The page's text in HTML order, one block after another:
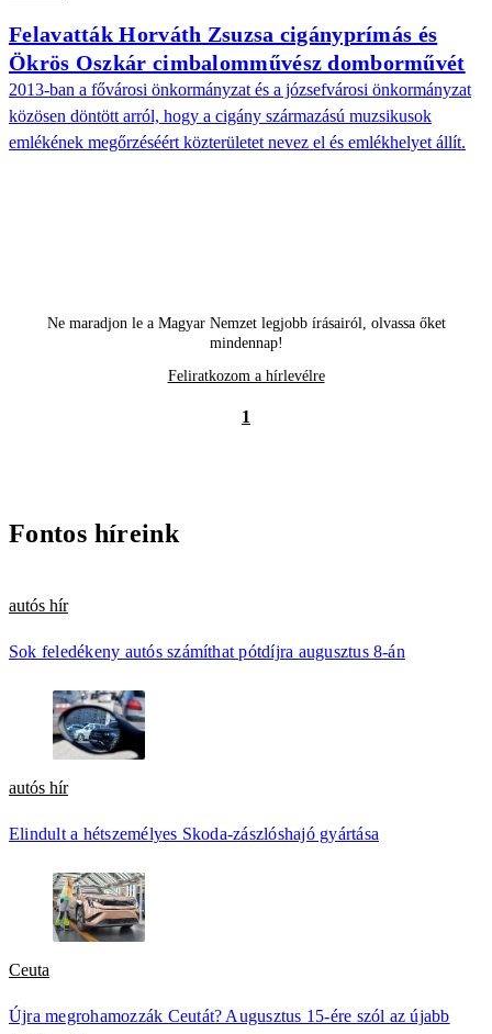
Felavatták Horváth Zsuzsa cigányprímás és
Ökrös Oszkár cimbalomművész domborművét
2013-ban a fővárosi önkormányzat és a józsefvárosi önkormányzat
közösen döntött arról, hogy a cigány származású muzsikusok
emlékének megőrzéséért közterületet nevez el és emlékhelyet állít.
Ne maradjon le a Magyar Nemzet legjobb írásairól, olvassa őket
mindennap!
Feliratkozom a hírlevélre
1
Fontos híreink
autós hír
Sok feledékeny autós számíthat pótdíjra augusztus 8-án
autós hír
Elindult a hétszemélyes Skoda-zászlóshajó gyártása
Ceuta
Újra megrohamozzák Ceutát? Augusztus 15-ére szól az újabb